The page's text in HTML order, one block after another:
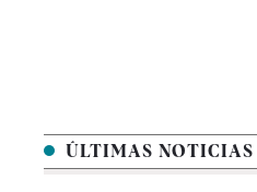
ÚLTIMAS NOTICIAS